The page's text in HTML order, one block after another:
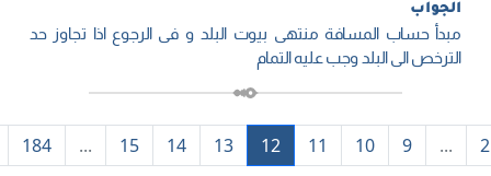
الجواب
مبدأ حساب المسافة منتهی بیوت البلد و فی الرجوع اذا تجاوز حد
الترخص الی البلد وجب علیه التمام
2
...
9
10
11
12
13
14
15
...
184